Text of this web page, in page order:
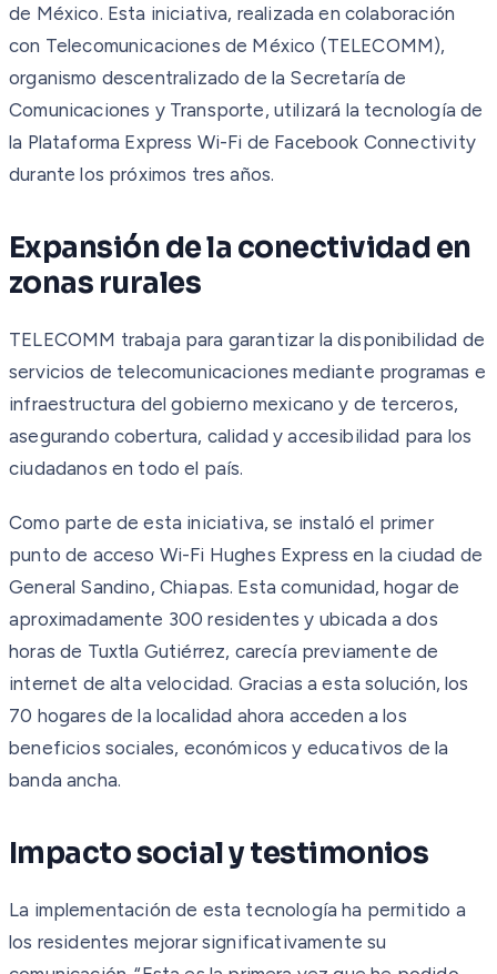
de México. Esta iniciativa, realizada en colaboración
con Telecomunicaciones de México (TELECOMM),
organismo descentralizado de la Secretaría de
Comunicaciones y Transporte, utilizará la tecnología de
la Plataforma Express Wi-Fi de Facebook Connectivity
durante los próximos tres años.
Expansión de la conectividad en
zonas rurales
TELECOMM trabaja para garantizar la disponibilidad de
servicios de telecomunicaciones mediante programas e
infraestructura del gobierno mexicano y de terceros,
asegurando cobertura, calidad y accesibilidad para los
ciudadanos en todo el país.
Como parte de esta iniciativa, se instaló el primer
punto de acceso Wi-Fi Hughes Express en la ciudad de
General Sandino, Chiapas. Esta comunidad, hogar de
aproximadamente 300 residentes y ubicada a dos
horas de Tuxtla Gutiérrez, carecía previamente de
internet de alta velocidad. Gracias a esta solución, los
70 hogares de la localidad ahora acceden a los
beneficios sociales, económicos y educativos de la
banda ancha.
Impacto social y testimonios
La implementación de esta tecnología ha permitido a
los residentes mejorar significativamente su